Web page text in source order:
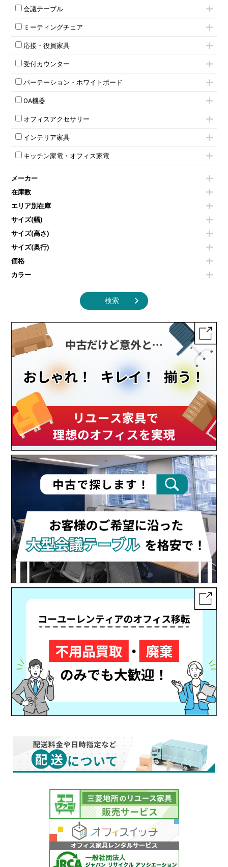
両開きキャビネット
上下連結キャビネット
軽量ラック（スチールラック）
収納家具その他
両開書庫
ラテラル書庫
1人用ロッカー
2人用ロッカー
3人用ロッカー
5人用ロッカー
8人用ロッカー
多人数ロッカー
ダイヤル錠ロッカー
ダイヤル錠ロッカー
ワードローブ・クローゼット
会議テーブル
ミーティングテーブル
スタッキングテーブル
ネスティングテーブル
カウンターテーブル
T字脚テーブル
会議テーブルW1200～
会議テーブルW1800～
平行スタックテーブル
会議テーブルその他
ミーティングチェア
キャスター付きミーティングチェア
スタッキングミーティングチェア
テーブル付きミーティングチェア
折りたたみミーティングチェア
ハイチェア
ミーティングチェアその他
応接・役員家具
応接セット
応接ソファ
応接チェア
応接・役員家具その他
受付カウンター
ハイカウンター
ローカウンター
ラウンジカウンター
パーテーション・ホワイトボード
パーテーション
自立タイプパーテーション
パーテーションその他
壁掛けホワイトボード
ホワイトボードその他
OA機器
電話機（ビジネスフォン）
シュレッダー
スクリーン
その他OA機器
オフィスアクセサリー
チェア用台車
演台・講演台・演説台
防音パネル
コートハンガー・ポールハンガー
傘立て
食器棚・キッチンキャビネット
カタログスタンド
オフィスアクセサリーその他
インテリア家具
モールドチェア
ダイニングチェア
カウンターテーブル
センターテーブル・サイドテーブル
ベンチ・スツール
ソファ
シェルフ
ダストボックス（ゴミ箱）
インテリア家具その他
キッチン家電・オフィス家電
冷蔵庫・洗濯機
空気清浄機・加湿器
液晶テレビ・モニター類
エアコン
照明機器
掃除機
季節家電
メーカー
在庫数
エリア別在庫
サイズ(幅)
サイズ(高さ)
サイズ(奥行)
価格
カラー
検索